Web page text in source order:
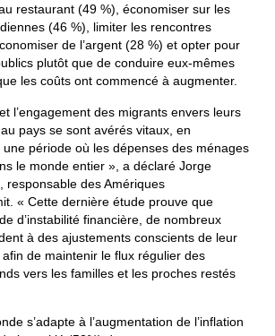
restaurant (49 %), économiser sur les
(46 %), limiter les rencontres
de l’argent (28 %) et opter pour
plutôt que de conduire eux-mêmes
les coûts ont commencé à augmenter.
l’engagement des migrants envers leurs
pays se sont avérés vitaux, en
une période où les dépenses des ménages
le monde entier », a déclaré Jorge
responsable des Amériques
« Cette dernière étude prouve que
d’instabilité financière, de nombreux
à des ajustements conscients de leur
de maintenir le flux régulier des
vers les familles et les proches restés
s’adapte à l’augmentation de l’inflation